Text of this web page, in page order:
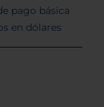
pago básica
en dólares